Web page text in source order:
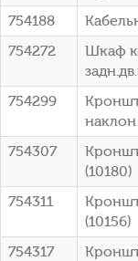
754188
754272
Шкаф
754299
наклон
754307
(10180)
754311
(10156)
754317